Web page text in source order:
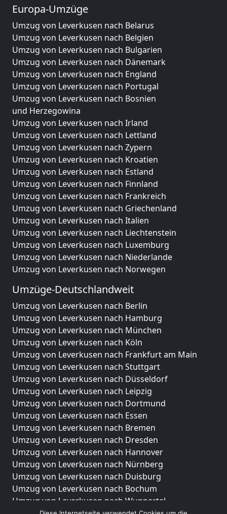
Europa-Umzüge
Umzug von Leverkusen nach Belarus
Umzug von Leverkusen nach Belgien
Umzug von Leverkusen nach Bulgarien
Umzug von Leverkusen nach Dänemark
Umzug von Leverkusen nach England
Umzug von Leverkusen nach Portugal
Umzug von Leverkusen nach Bosnien
und Herzegowina
Umzug von Leverkusen nach Irland
Umzug von Leverkusen nach Lettland
Umzug von Leverkusen nach Zypern
Umzug von Leverkusen nach Kroatien
Umzug von Leverkusen nach Estland
Umzug von Leverkusen nach Finnland
Umzug von Leverkusen nach Frankreich
Umzug von Leverkusen nach Griechenland
Umzug von Leverkusen nach Italien
Umzug von Leverkusen nach Liechtenstein
Umzug von Leverkusen nach Luxemburg
Umzug von Leverkusen nach Niederlande
Umzug von Leverkusen nach Norwegen
Umzüge-Deutschlandweit
Umzug von Leverkusen nach Berlin
Umzug von Leverkusen nach Hamburg
Umzug von Leverkusen nach München
Umzug von Leverkusen nach Köln
Umzug von Leverkusen nach Frankfurt am Main
Umzug von Leverkusen nach Stuttgart
Umzug von Leverkusen nach Düsseldorf
Umzug von Leverkusen nach Leipzig
Umzug von Leverkusen nach Dortmund
Umzug von Leverkusen nach Essen
Umzug von Leverkusen nach Bremen
Umzug von Leverkusen nach Dresden
Umzug von Leverkusen nach Hannover
Umzug von Leverkusen nach Nürnberg
Umzug von Leverkusen nach Duisburg
Umzug von Leverkusen nach Bochum
Umzug von Leverkusen nach Wuppertal